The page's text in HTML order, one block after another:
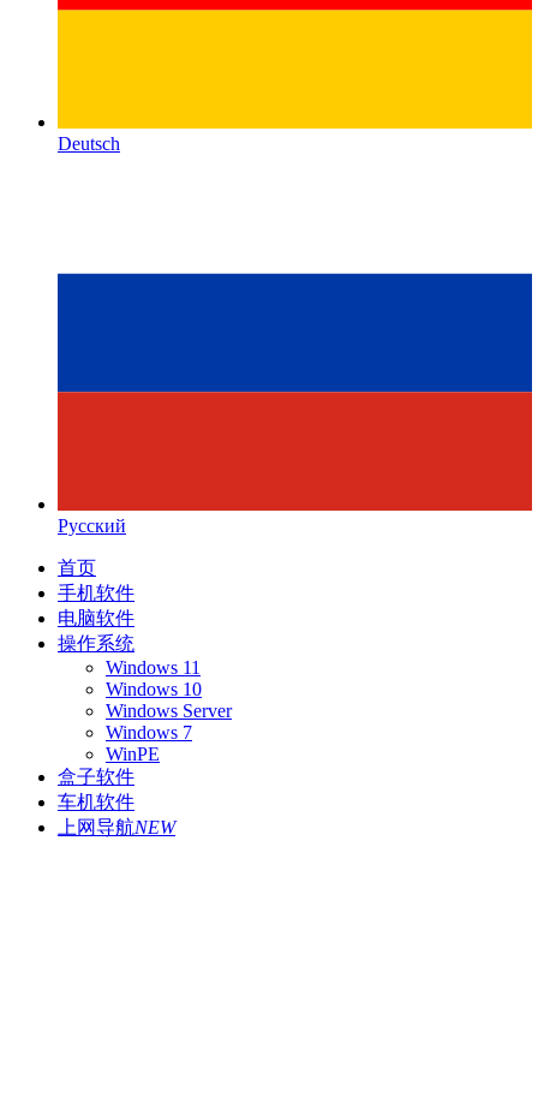
Deutsch
Русский
首页
手机软件
电脑软件
操作系统
Windows 11
Windows 10
Windows Server
Windows 7
WinPE
盒子软件
车机软件
上网导航NEW